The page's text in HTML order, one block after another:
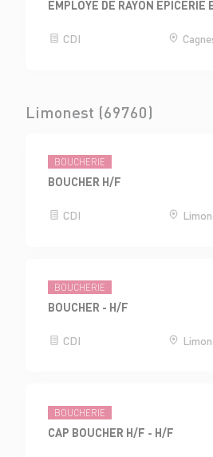
EMPLOYE DE RAYON EPICERIE
CDI
Limonest (69760)
BOUCHERIE
BOUCHER H/F
CDI
BOUCHERIE
BOUCHER - H/F
CDI
BOUCHERIE
CAP BOUCHER H/F - H/F